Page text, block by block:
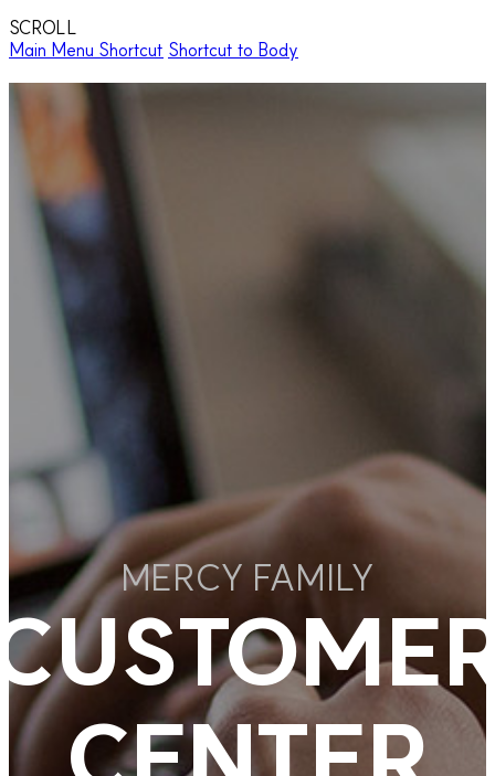
SCROLL
Main Menu Shortcut Shortcut to Body
MERCY FAMILY